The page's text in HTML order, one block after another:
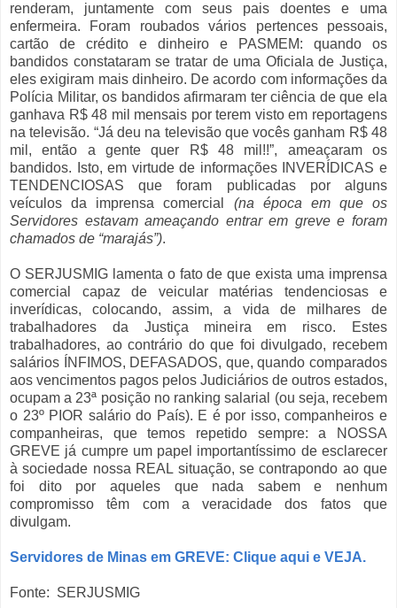
renderam, juntamente com seus pais doentes e uma
enfermeira. Foram roubados vários pertences pessoais,
cartão de crédito e dinheiro e PASMEM: quando os
bandidos constataram se tratar de uma Oficiala de Justiça,
eles exigiram mais dinheiro. De acordo com informações da
Polícia Militar, os bandidos afirmaram ter ciência de que ela
ganhava R$ 48 mil mensais por terem visto em reportagens
na televisão. “Já deu na televisão que vocês ganham R$ 48
mil, então a gente quer R$ 48 mil!!”, ameaçaram os
bandidos. Isto, em virtude de informações INVERÍDICAS e
TENDENCIOSAS que foram publicadas por alguns
veículos da imprensa comercial (na época em que os
Servidores estavam ameaçando entrar em greve e foram
chamados de “marajás”).
O SERJUSMIG lamenta o fato de que exista uma imprensa
comercial capaz de veicular matérias tendenciosas e
inverídicas, colocando, assim, a vida de milhares de
trabalhadores da Justiça mineira em risco. Estes
trabalhadores, ao contrário do que foi divulgado, recebem
salários ÍNFIMOS, DEFASADOS, que, quando comparados
aos vencimentos pagos pelos Judiciários de outros estados,
ocupam a 23ª posição no ranking salarial (ou seja, recebem
o 23º PIOR salário do País). E é por isso, companheiros e
companheiras, que temos repetido sempre: a NOSSA
GREVE já cumpre um papel importantíssimo de esclarecer
à sociedade nossa REAL situação, se contrapondo ao que
foi dito por aqueles que nada sabem e nenhum
compromisso têm com a veracidade dos fatos que
divulgam.
Servidores de Minas em GREVE: Clique aqui e VEJA.
Fonte: SERJUSMIG